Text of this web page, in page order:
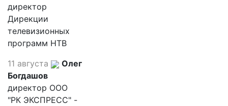
директор
Дирекции
телевизионных
программ НТВ
11 августа
Олег
Богдашов
директор ООО
"РК ЭКСПРЕСС" -